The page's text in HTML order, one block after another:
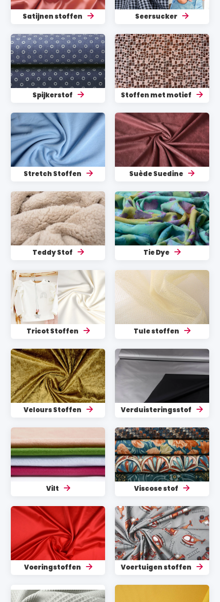
Satijnen stoffen Seersucker
Spijkerstof Stoffen met motief
Stretch Stoffen Suède Suedine
Teddy Stof Tie Dye
Tricot Stoffen Tule stoffen
Velours Stoffen Verduisteringsstof
Vilt Viscose stof
Voeringstoffen Voertuigen stoffen